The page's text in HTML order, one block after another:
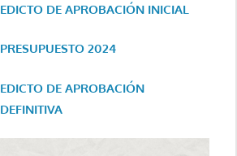
EDICTO DE APROBACIÓN INICIAL
PRESUPUESTO 2024
EDICTO DE APROBACIÓN
DEFINITIVA